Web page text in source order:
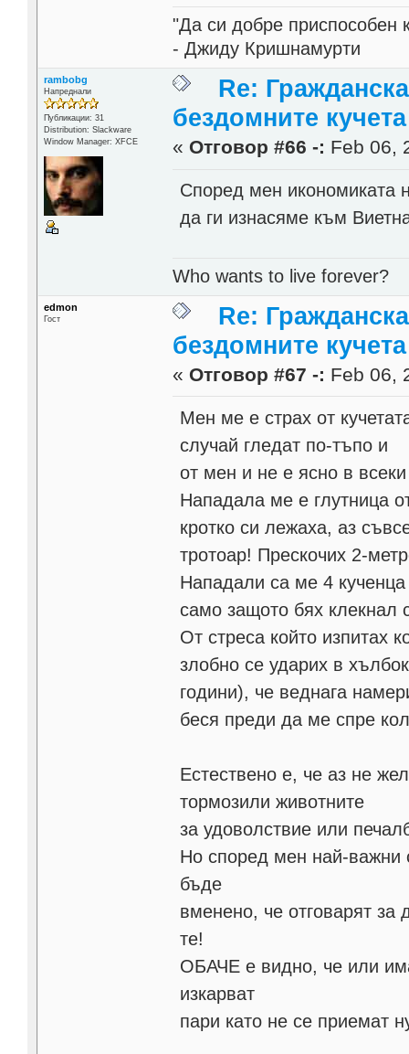
"Да си добре приспособен
- Джиду Кришнамурти
rambobg
Напреднали
Публикации: 31
Distribution: Slackware
Window Manager: XFCE
Re:
бездомните кучета
« Отговор #66 -: Feb 06,
Според мен икономиката
да ги изнасяме към
Who wants to live forever?
edmon
Гост
Re:
бездомните кучета
« Отговор #67 -: Feb 06,
Мен ме е страх от
случай гледат по-тъпо и
от мен и не е ясно в
Нападала ме е глутница
кротко си лежаха, аз
тротоар! Прескочих 2-
Нападали са ме 4
само защото бях клекнал
От стреса който изпитах
злобно се ударих в
години), че веднага
беся преди да ме спре
Естествено е, че аз не
тормозили животните
за удоволствие или
Но според мен най-важни
бъде
вменено, че отговарят за
те!
ОБАЧЕ е видно, че или
изкарват
пари като не се приемат